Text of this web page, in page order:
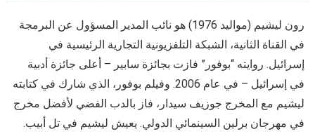
رون ليشيم (مواليد 1976) هو نائب المدير المسؤول عن البرمجة
في القناة الثانية، الشبكة التلفزيونية التجارية الرئيسية في
إسرائيل. روايته “بوفور” فازت بجائزة سابير – أعلى جائزة أدبية
في إسرائيل – في عام 2006. وفيلم بوفور، الذي شارك في كتابته
ليشيم مع المخرج جوزيف سيدار، فاز بالدب الفضي لأفضل مخرج
في مهرجان برلين السينمائي الدولي. يعيش ليشيم في تل أبيب.